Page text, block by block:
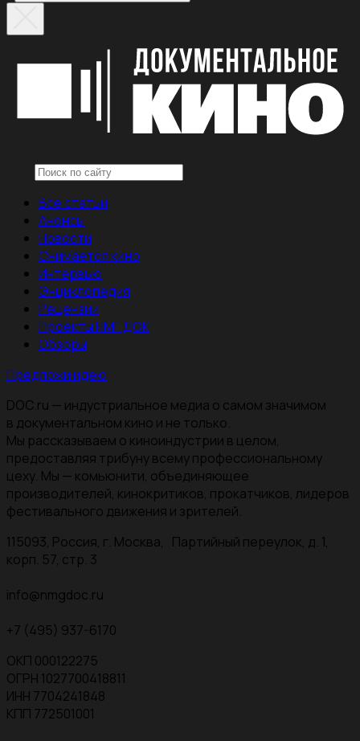
Все статьи
Анонсы
Новости
Снимается кино
Интервью
Энциклопедия
Рецензии
Проекты НМГ ДОК
Обзоры
Предложи идею
DOC.ru — индустриальное медиа о самом значимом
в документальном кино и не только.
Мы рассказываем о киноиндустрии в целом,
предоставляя трибуну всему профессиональному
цеху. Мы — комьюнити, объединяющее
производителей, кинокритиков, прокатчиков, лидеров
фестивального движения и зрителей.
115093, Россия, г. Москва, Партийный переулок, д. 1,
корп. 57, стр. 3
info@nmgdoc.ru
+7 (495) 937-6170
ОКП 000122275
ОГРН 1027700418811
ИНН 7704241848
КПП 772501001